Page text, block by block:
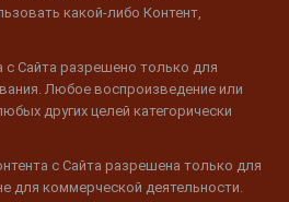
какой-либо Контент,
с Сайта разрешено только для
Любое воспроизведение или
других целей категорически
с Сайта разрешена только для
для коммерческой деятельности.